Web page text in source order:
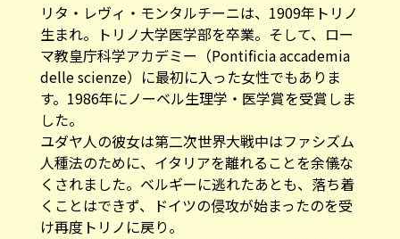
リタ・レヴィ・モンタルチーニは、1909年トリノ
生まれ。トリノ大学医学部を卒業。そして、ロー
マ教皇庁科学アカデミー（Pontificia accademia
delle scienze）に最初に入った女性でもありま
す。1986年にノーベル生理学・医学賞を受賞しま
した。
ユダヤ人の彼女は第二次世界大戦中はファシズム
人種法のために、イタリアを離れることを余儀な
くされました。ベルギーに逃れたあとも、落ち着
くことはできず、ドイツの侵攻が始まったのを受
け再度トリノに戻り。